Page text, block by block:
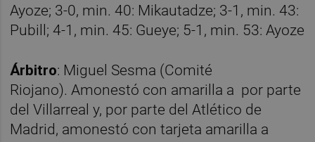
Ayoze; 3-0, min. 40: Mikautadze; 3-1, min. 43:
Pubill; 4-1, min. 45: Gueye; 5-1, min. 53: Ayoze
Árbitro: Miguel Sesma (Comité
Riojano). Amonestó con amarilla a por parte
del Villarreal y, por parte del Atlético de
Madrid, amonestó con tarjeta amarilla a